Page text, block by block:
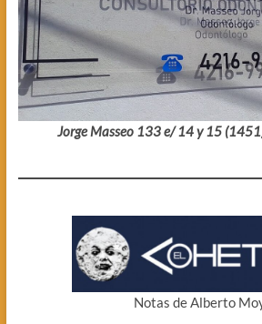
Jorge Masseo 133 e/ 14 y 15
Notas de Alberto